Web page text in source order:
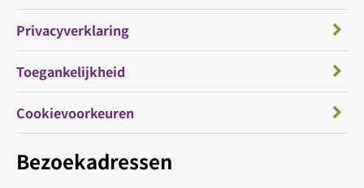
Bezoekadressen
Privacyverklaring
Toegankelijkheid
Cookievoorkeuren